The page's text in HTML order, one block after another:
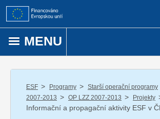
Přejít k obsahu
MENU
ESF / Programy / Starší operační programy
2007-2013 / OP LZZ 2007-2013 / Projekty /
Informační a propagační aktivity ESF v